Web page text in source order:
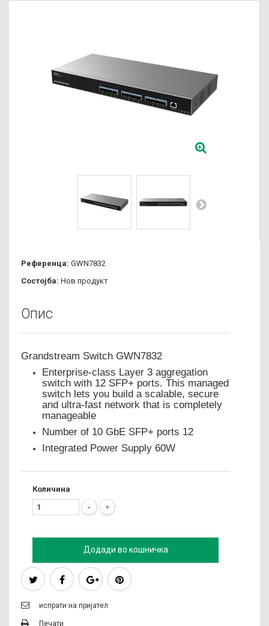
Референца: GWN7832
Состојба: Нов продукт
Опис
Grandstream Switch GWN7832
Enterprise-class Layer 3 aggregation
switch with 12 SFP+ ports. This managed
switch lets you build a scalable, secure
and ultra-fast network that is completely
manageable
Number of 10 GbE SFP+ ports 12
Integrated Power Supply 60W
Количина
Додади во кошничка
испрати на пријател
Печати